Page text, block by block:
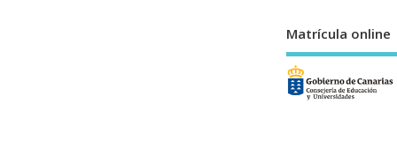
Matrícula online